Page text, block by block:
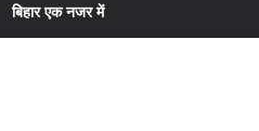
बिहार एक नजर में